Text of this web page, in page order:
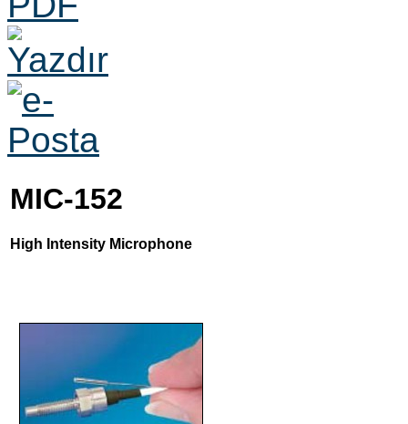
MIC-152
High Intensity Microphone